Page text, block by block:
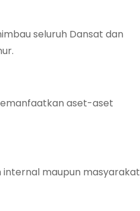
seluruh Dansat dan
aset-aset
internal maupun masyarakat